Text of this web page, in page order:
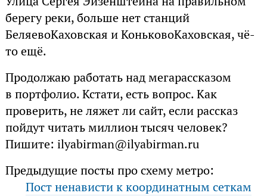
берегу реки, больше нет станций
БеляевоКаховская и КоньковоКаховская, чё-
то ещё.
Продолжаю работать над мегарассказом
в портфолио. Кстати, есть вопрос. Как
проверить, не ляжет ли сайт, если рассказ
пойдут читать миллион тысяч человек?
Пишите: ilyabirman@ilyabirman.ru
Предыдущие посты про схему метро:
Пост ненависти к координатным сеткам